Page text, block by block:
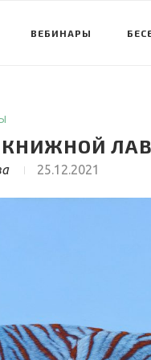
ВЕБИНАРЫ
25.12.2021